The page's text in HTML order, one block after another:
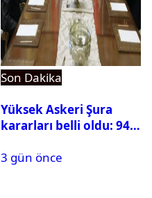
Son Dakika
Yüksek Askeri Şura
kararları belli oldu: 94
3 gün önce